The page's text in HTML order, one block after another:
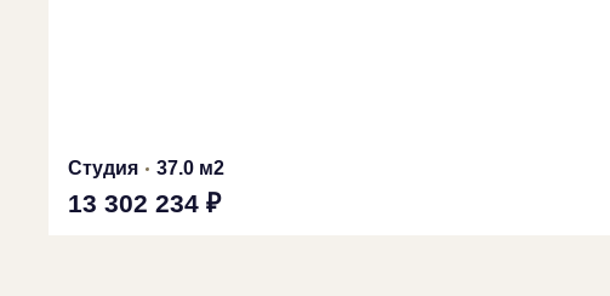
Студия 37.0 м2
13 302 234 ₽